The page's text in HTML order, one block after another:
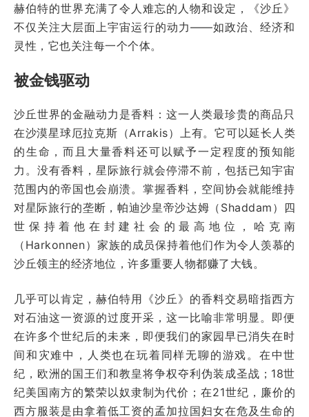
赫伯特的世界充满了令人难忘的人物和设定，《沙丘》
不仅关注大层面上宇宙运行的动力——如政治、经济和
灵性，它也关注每一个个体。
被金钱驱动
沙丘世界的金融动力是香料：这一人类最珍贵的商品只
在沙漠星球厄拉克斯（Arrakis）上有。它可以延长人类
的生命，而且大量香料还可以赋予一定程度的预知能
力。没有香料，星际旅行就会停滞不前，包括已知宇宙
范围内的帝国也会崩溃。掌握香料，空间协会就能维持
对星际旅行的垄断，帕迪沙皇帝沙达姆（Shaddam）四
世保持着他在封建社会的最高地位，哈克南
（Harkonnen）家族的成员保持着他们作为令人羡慕的
沙丘领主的经济地位，许多重要人物都赚了大钱。
几乎可以肯定，赫伯特用《沙丘》的香料交易暗指西方
对石油这一资源的过度开采，这一比喻非常明显。即便
在许多个世纪后的未来，即便我们的家园早已消失在时
间和灾难中，人类也在玩着同样无聊的游戏。在中世
纪，欧洲的国王们和教皇将争权夺利伪装成圣战；18世
纪美国南方的繁荣以奴隶制为代价；在21世纪，廉价的
西方服装是由拿着低工资的孟加拉国妇女在危及生命的